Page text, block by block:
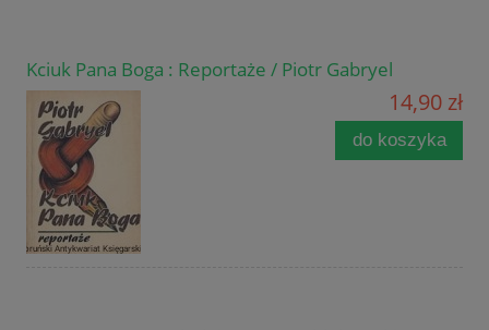
Kciuk Pana Boga : Reportaże / Piotr Gabryel
14,90 zł
do koszyka